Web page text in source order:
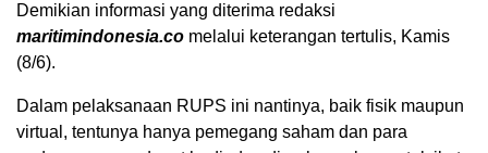
Demikian informasi yang diterima redaksi
maritimindonesia.co melalui keterangan tertulis, Kamis
(8/6).
Dalam pelaksanaan RUPS ini nantinya, baik fisik maupun
virtual, tentunya hanya pemegang saham dan para